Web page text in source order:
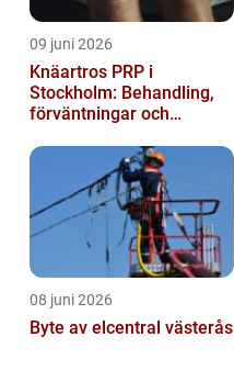
09 juni 2026
Knäartros PRP i
Stockholm: Behandling,
förväntningar och
08 juni 2026
Byte av elcentral västerås